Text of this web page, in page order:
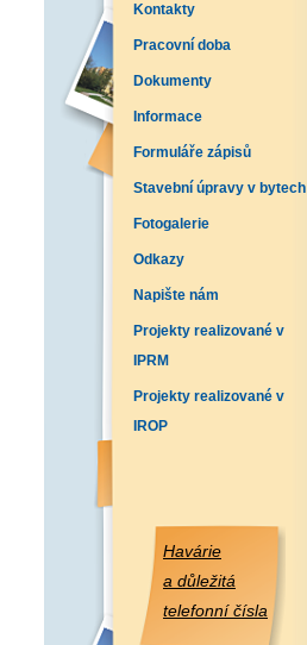
Kontakty
Pracovní doba
Dokumenty
Informace
Formuláře zápisů
Stavební úpravy v bytech
Fotogalerie
Odkazy
Napište nám
Projekty realizované v
IPRM
Projekty realizované v
IROP
Havárie
a důležitá
telefonní čísla